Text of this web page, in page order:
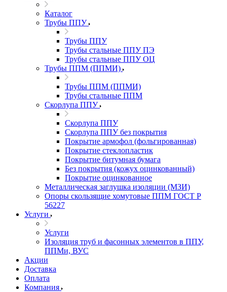
Каталог
Трубы ППУ
Трубы ППУ
Трубы стальные ППУ ПЭ
Трубы стальные ППУ ОЦ
Трубы ППМ (ППМИ)
Трубы ППМ (ППМИ)
Трубы стальные ППМ
Скорлупа ППУ
Скорлупа ППУ
Скорлупа ППУ без покрытия
Покрытие армофол (фольгированная)
Покрытие стеклопластик
Покрытие битумная бумага
Без покрытия (кожух оцинкованный)
Покрытие оцинкованное
Металлическая заглушка изоляции (МЗИ)
Опоры скользящие хомутовые ППМ ГОСТ Р
56227
Услуги
Услуги
Изоляция труб и фасонных элементов в ППУ,
ППМи, ВУС
Акции
Доставка
Оплата
Компания